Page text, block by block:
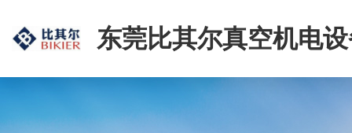
东莞比其尔真空机电
公司